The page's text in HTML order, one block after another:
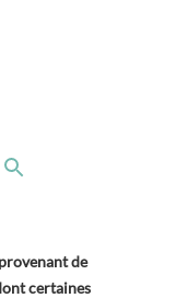
de
certaines